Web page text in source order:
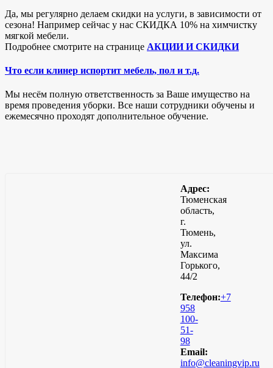
Да, мы регулярно делаем скидки на услуги, в зависимости от
сезона! Например сейчас у нас СКИДКА 10% на химчистку
мягкой мебели.
Подробнее смотрите на странице АКЦИИ И СКИДКИ
Что если клинер испортит мебель, пол и т.д.
Мы несём полную ответственность за Ваше имущество на
время проведения уборки. Все наши сотрудники обучены и
ежемесячно проходят дополнительное обучение.
Адрес:
Тюменская
область,
г.
Тюмень,
ул.
Максима
Горького,
44/2
Телефон:+7
958
100-
51-
98
Email:
info@cleaningvip.ru